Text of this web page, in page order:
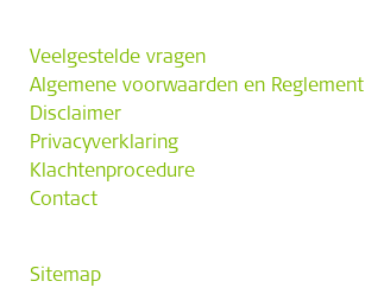
Veelgestelde vragen
Algemene voorwaarden en Reglement
Disclaimer
Privacyverklaring
Klachtenprocedure
Contact
Sitemap